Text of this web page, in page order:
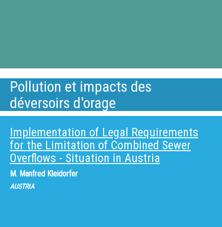
Pollution et impacts des
déversoirs d'orage
Implementation of Legal Requirements
for the Limitation of Combined Sewer
Overflows - Situation in Austria
M. Manfred Kleidorfer
AUSTRIA